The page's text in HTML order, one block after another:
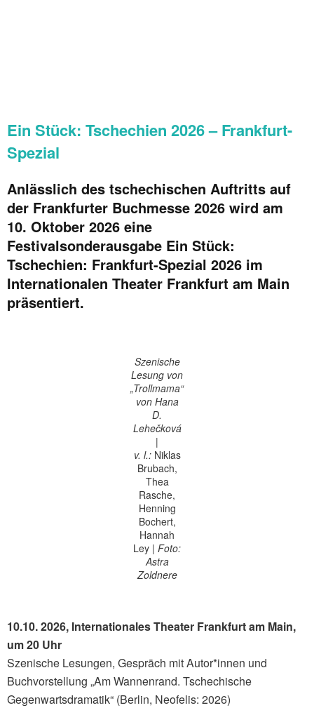
Ein Stück: Tschechien 2026 – Frankfurt-
Spezial
Anlässlich des tschechischen Auftritts auf
der Frankfurter Buchmesse 2026 wird am
10. Oktober 2026 eine
Festivalsonderausgabe Ein Stück:
Tschechien: Frankfurt-Spezial 2026 im
Internationalen Theater Frankfurt am Main
präsentiert.
Szenische
Lesung von
„Trollmama“
von Hana
D.
Lehečková
|
v. l.: Niklas
Brubach,
Thea
Rasche,
Henning
Bochert,
Hannah
Ley | Foto:
Astra
Zoldnere
10.10. 2026, Internationales Theater Frankfurt am Main,
um 20 Uhr
Szenische Lesungen, Gespräch mit Autor*innen und
Buchvorstellung „Am Wannenrand. Tschechische
Gegenwartsdramatik“ (Berlin, Neofelis: 2026)